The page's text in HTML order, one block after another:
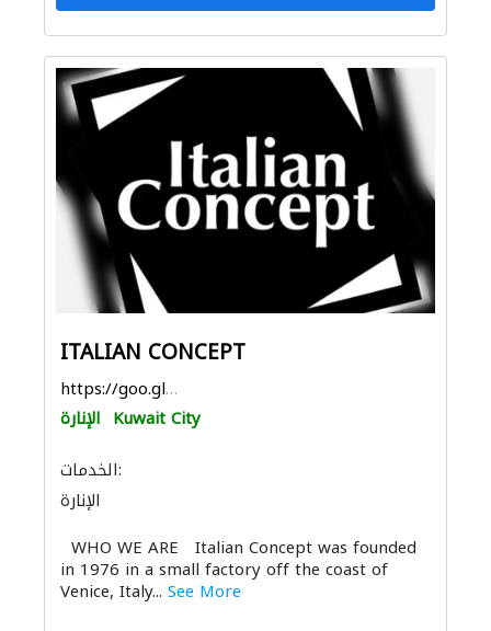
ITALIAN CONCEPT
https://goo.gl/maps/ihJAXfrHvXakSamD7
الإنارة Kuwait City
الخدمات:
الإنارة
WHO WE ARE Italian Concept was founded
in 1976 in a small factory off the coast of
Venice, Italy... See More